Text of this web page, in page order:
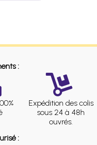
:
Expédition des colis
sous 24 à 48h
ouvrés.
: